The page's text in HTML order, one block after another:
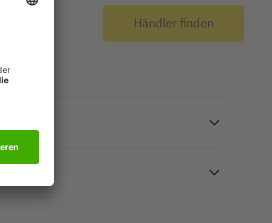
Händler finden
zu Hause. Fotopapier, weiß, beidseitig